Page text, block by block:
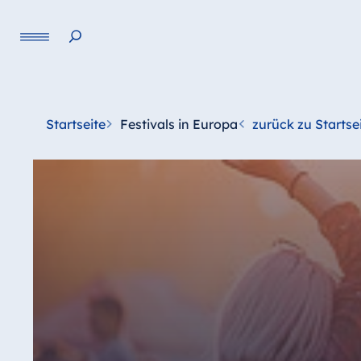
Startseite Festivals in Europa zurück zu